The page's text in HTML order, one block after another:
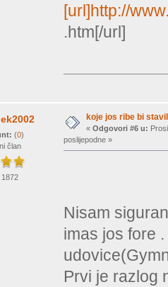
[url]http://
.htm[/url]
(0)
član
koje jos ribe bi
« Odgovori #6 u:
poslijepodne »
Nisam
imas jos fore
Prvi je razlog